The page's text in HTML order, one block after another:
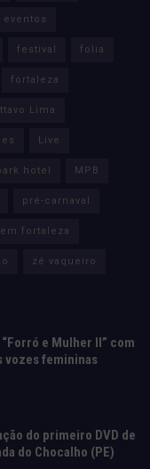
eventos
festival folia
fortaleza
Lima
Live
hotel MPB
pré-carnaval
fortaleza
zé vaqueiro
e Mulher II” com
vozes femininas
do primeiro DVD de
do Chocalho (PE)